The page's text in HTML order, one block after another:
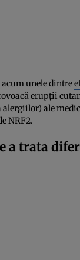
unele dintre
erupții
ale
NRF2.
a trata